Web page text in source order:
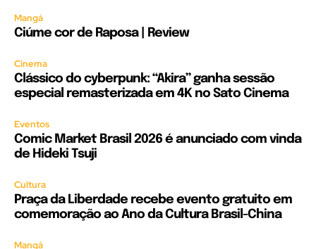
Mangá
Ciúme cor de Raposa | Review
Cinema
Clássico do cyberpunk: “Akira” ganha sessão
especial remasterizada em 4K no Sato Cinema
Eventos
Comic Market Brasil 2026 é anunciado com vinda
de Hideki Tsuji
Cultura
Praça da Liberdade recebe evento gratuito em
comemoração ao Ano da Cultura Brasil-China
Mangá